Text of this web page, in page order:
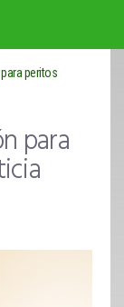
peritos
para